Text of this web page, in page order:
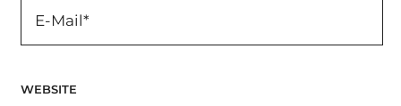
WEBSITE